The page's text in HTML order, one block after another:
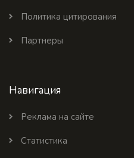
Политика цитирования
Партнеры
Навигация
Реклама на сайте
Статистика